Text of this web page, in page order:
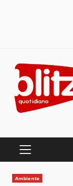
content
PRIMARY
Ambiente